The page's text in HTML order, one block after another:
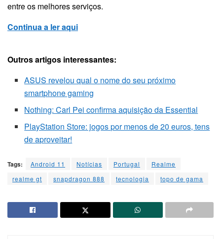
entre os melhores serviços.
Continua a ler aqui
Outros artigos interessantes:
ASUS revelou qual o nome do seu próximo
smartphone gaming
Nothing: Carl Pei confirma aquisição da Essential
PlayStation Store: jogos por menos de 20 euros, tens
de aproveitar!
Tags: Android 11 Notícias Portugal
Realme
realme gt
snapdragon 888 tecnologia topo de gama